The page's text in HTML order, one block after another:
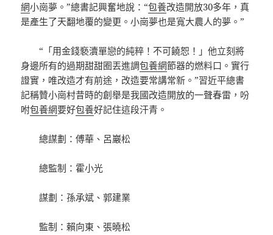
網小崗夢。”總書記興奮地說：“包養改造開放30多年，真
是產生了天翻地覆的變更。小崗夢也是寬大農人的夢。”
“「用金錢褻瀆單戀的純粹！不可饒恕！」他立刻將
身邊所有的過期甜甜圈丟進調包養網節器的燃料口。實行
證實，唯改造才有前途，改造要常講常新。”習近平總書
記稱贊小崗村昔時的創舉是我國改造開放的一聲春雷，吩
咐包養網要好包養好記住這段汗青。
總謀劃：傅華、呂巖松
總監制：霍小光
謀劃：孫承斌、郭建業
監制：賴向東、張曉松